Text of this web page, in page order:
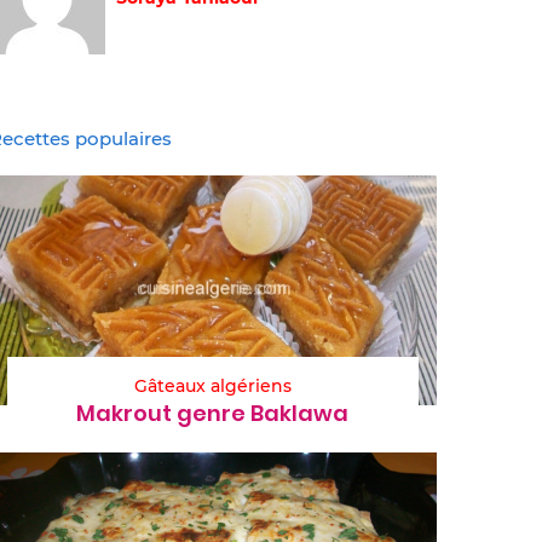
populaires
Gâteaux algériens
Makrout genre Baklawa